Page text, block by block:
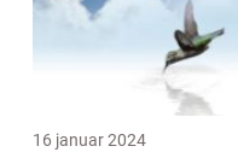
16 januar 2024